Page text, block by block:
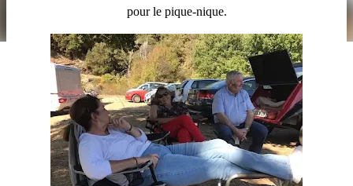
pour le pique-nique.